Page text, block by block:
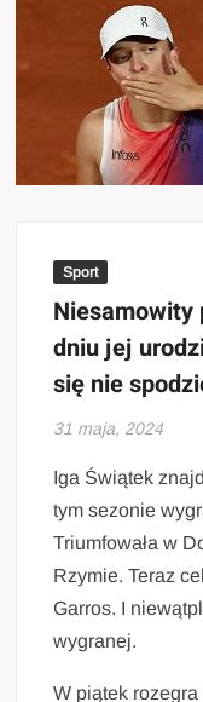
Sport
Niesamowity
dniu jej
się nie
31 maja, 2024
Iga Świątek
tym sezonie
Triumfowała w
Rzymie. Teraz
Garros. I
wygranej.
W piątek